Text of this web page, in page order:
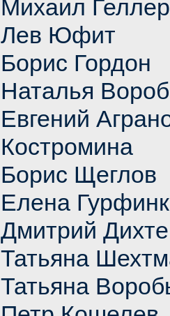
Михаил Геллер
Лев Юфит
Борис Гордон
Наталья
Евгений
Костромина
Борис Щеглов
Елена
Дмитрий
Татьяна
Татьяна